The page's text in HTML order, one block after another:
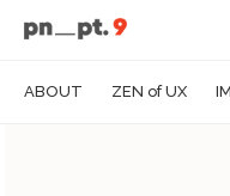
ABOUT ZEN of UX